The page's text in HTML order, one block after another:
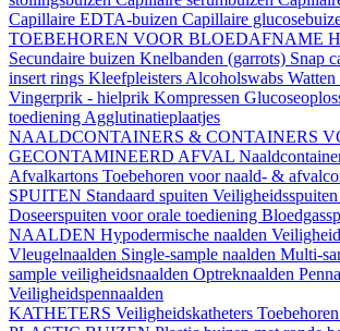
Capillaire EDTA-buizen Capillaire
TOEBEHOREN VOOR BLOEDAFNAME
Secundaire buizen Knelbanden (garrots) Snap
insert rings Kleefpleisters Alcoholswabs Watten
Vingerprik - hielprik Kompressen
toediening Agglutinatieplaatjes
NAALDCONTAINERS & CONTAINERS
GECONTAMINEERD AFVAL
Afvalkartons Toebehoren voor naald- &
SPUITEN Standaard spuiten Veiligheidsspuiten
Doseerspuiten voor orale toediening
NAALDEN Hypodermische naalden
Vleugelnaalden Single-sample naalden Multi-
sample veiligheidsnaalden Optreknaalden
Veiligheidspennaalden
KATHETERS Veiligheidskatheters